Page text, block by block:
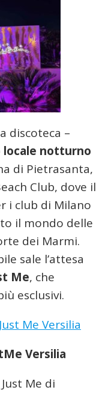
discoteca –
locale notturno
di Pietrasanta,
Club, dove il
i club di Milano
il mondo delle
dei Marmi.
sale l’attesa
Me, che
esclusivi.
Me Versilia
Versilia
Me di